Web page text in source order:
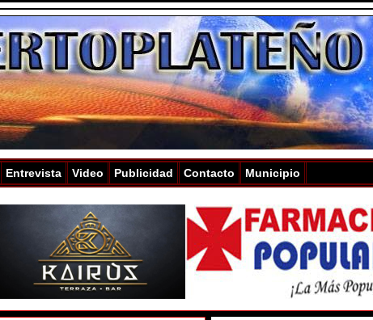
Entrevista Video Publicidad Contacto Municipio